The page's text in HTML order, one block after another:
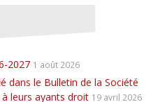
2027 1 août 2026
dans le Bulletin de la Société
leurs ayants droit 19 avril 2026